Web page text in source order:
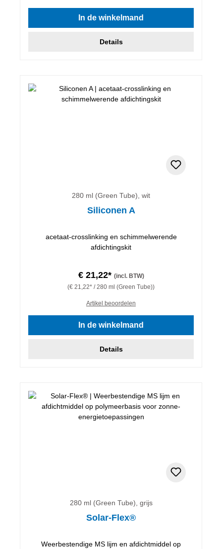
In de winkelmand
Details
280 ml (Green Tube), wit
Siliconen A
acetaat-crosslinking en schimmelwerende
afdichtingskit
€ 21,22* (incl. BTW)
(€ 21,22* / 280 ml (Green Tube))
Artikel beoordelen
In de winkelmand
Details
280 ml (Green Tube), grijs
Solar-Flex®
Weerbestendige MS lijm en afdichtmiddel op